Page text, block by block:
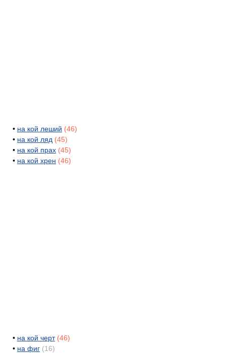
• на кой леший (46)
• на кой ляд (45)
• на кой прах (45)
• на кой хрен (46)
• на кой черт (46)
• на фиг (16)